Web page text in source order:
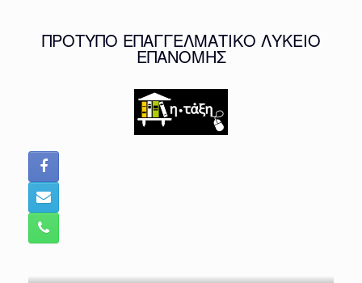
ΠΡΟΤΥΠΟ ΕΠΑΓΓΕΛΜΑΤΙΚΟ ΛΥΚΕΙΟ
ΕΠΑΝΟΜΗΣ